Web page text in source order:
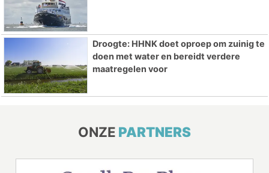
Droogte: HHNK doet oproep om zuinig te
doen met water en bereidt verdere
maatregelen voor
ONZE PARTNERS